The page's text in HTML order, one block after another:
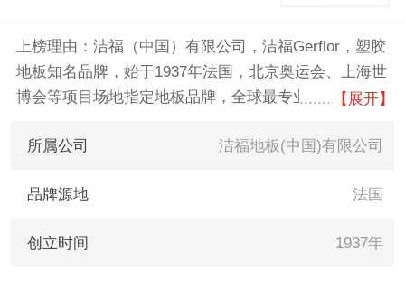
考。
上榜理由：洁福（中国）有限公司，洁福Gerflor，塑胶
地板知名品牌，始于1937年法国，北京奥运会、上海世
博会等项目场地指定地板品牌，全球最专业的PVC运动
【展开】
所属公司 洁福地板(中国)有限公司
品牌源地 法国
创立时间 1937年